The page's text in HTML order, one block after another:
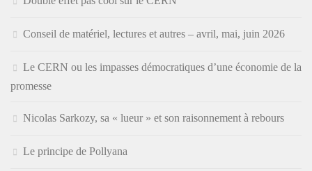
Conseil de matériel, lectures et autres – avril, mai, juin 2026
Le CERN ou les impasses démocratiques d’une économie de la
promesse
Nicolas Sarkozy, sa « lueur » et son raisonnement à rebours
Le principe de Pollyana